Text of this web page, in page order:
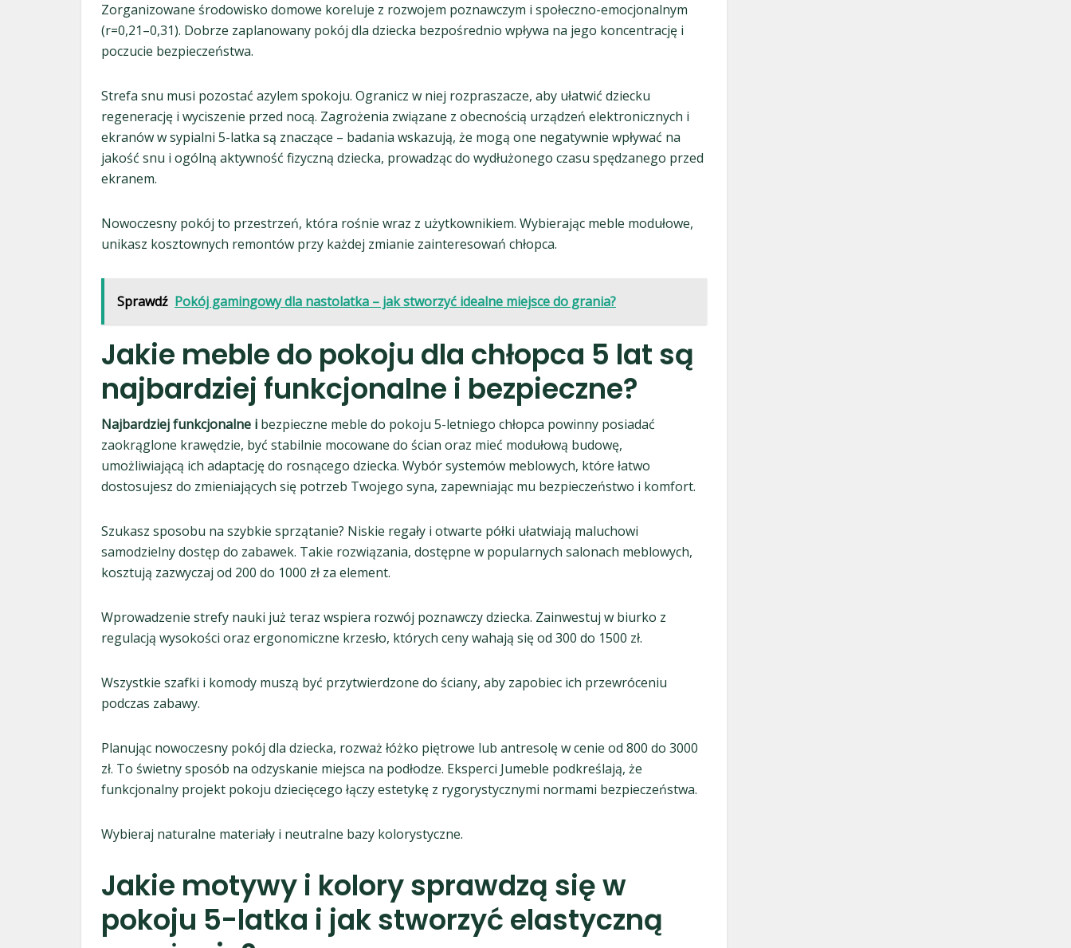
Zorganizowane środowisko domowe koreluje z rozwojem poznawczym i społeczno-emocjonalnym
(r=0,21–0,31). Dobrze zaplanowany pokój dla dziecka bezpośrednio wpływa na jego koncentrację i
poczucie bezpieczeństwa.
Strefa snu musi pozostać azylem spokoju. Ogranicz w niej rozpraszacze, aby ułatwić dziecku
regenerację i wyciszenie przed nocą. Zagrożenia związane z obecnością urządzeń elektronicznych i
ekranów w sypialni 5-latka są znaczące – badania wskazują, że mogą one negatywnie wpływać na
jakość snu i ogólną aktywność fizyczną dziecka, prowadząc do wydłużonego czasu spędzanego przed
ekranem.
Nowoczesny pokój to przestrzeń, która rośnie wraz z użytkownikiem. Wybierając meble modułowe,
unikasz kosztownych remontów przy każdej zmianie zainteresowań chłopca.
Sprawdź Pokój gamingowy dla nastolatka – jak stworzyć idealne miejsce do grania?
Jakie meble do pokoju dla chłopca 5 lat są
najbardziej funkcjonalne i bezpieczne?
Najbardziej funkcjonalne i bezpieczne meble do pokoju 5-letniego chłopca powinny posiadać
zaokrąglone krawędzie, być stabilnie mocowane do ścian oraz mieć modułową budowę,
umożliwiającą ich adaptację do rosnącego dziecka. Wybór systemów meblowych, które łatwo
dostosujesz do zmieniających się potrzeb Twojego syna, zapewniając mu bezpieczeństwo i komfort.
Szukasz sposobu na szybkie sprzątanie? Niskie regały i otwarte półki ułatwiają maluchowi
samodzielny dostęp do zabawek. Takie rozwiązania, dostępne w popularnych salonach meblowych,
kosztują zazwyczaj od 200 do 1000 zł za element.
Wprowadzenie strefy nauki już teraz wspiera rozwój poznawczy dziecka. Zainwestuj w biurko z
regulacją wysokości oraz ergonomiczne krzesło, których ceny wahają się od 300 do 1500 zł.
Wszystkie szafki i komody muszą być przytwierdzone do ściany, aby zapobiec ich przewróceniu
podczas zabawy.
Planując nowoczesny pokój dla dziecka, rozważ łóżko piętrowe lub antresolę w cenie od 800 do 3000
zł. To świetny sposób na odzyskanie miejsca na podłodze. Eksperci Jumeble podkreślają, że
funkcjonalny projekt pokoju dziecięcego łączy estetykę z rygorystycznymi normami bezpieczeństwa.
Wybieraj naturalne materiały i neutralne bazy kolorystyczne.
Jakie motywy i kolory sprawdzą się w
pokoju 5-latka i jak stworzyć elastyczną